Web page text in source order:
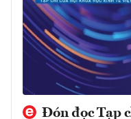
Đón đọc Tạp